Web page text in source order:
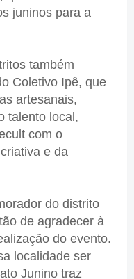
juninos para a
também
Coletivo Ipê, que
artesanais,
talento local,
com o
e da
do distrito
de agradecer à
do evento.
localidade ser
Junino traz